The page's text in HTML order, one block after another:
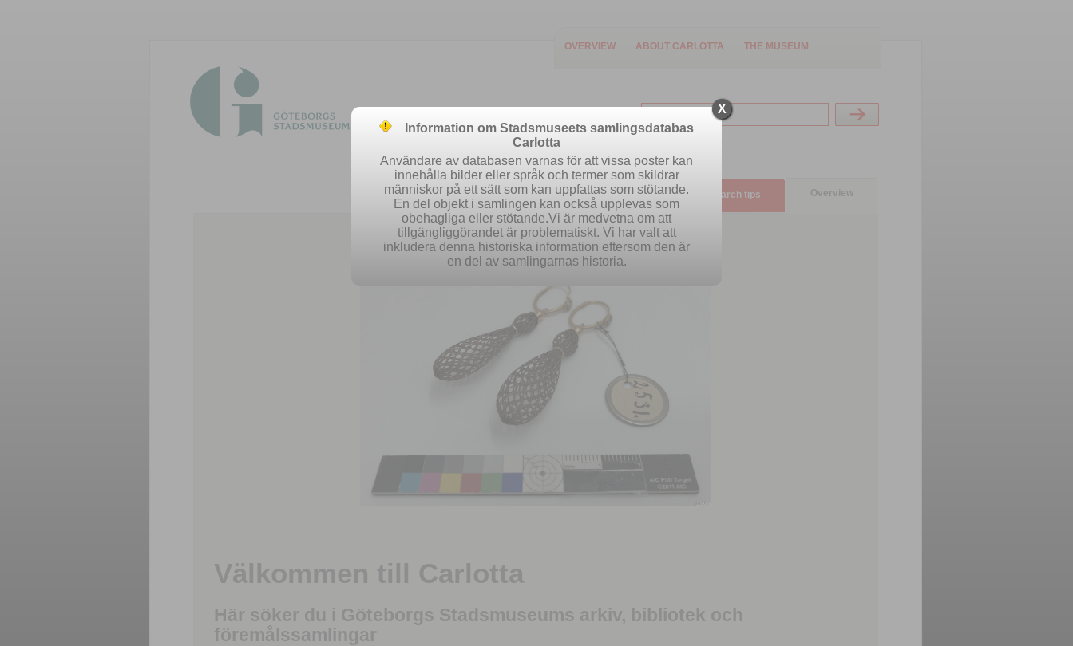
OVERVIEW ABOUT CARLOTTA THE MUSEUM
Easy search Advanced search Search tips Overview
Välkommen till Carlotta
Här söker du i Göteborgs Stadsmuseums arkiv, bibliotek och
föremålssamlingar
X
Information om Stadsmuseets samlingsdatabas
Carlotta
Användare av databasen varnas för att vissa poster kan
innehålla bilder eller språk och termer som skildrar
människor på ett sätt som kan uppfattas som stötande.
En del objekt i samlingen kan också upplevas som
obehagliga eller stötande.Vi är medvetna om att
tillgängliggörandet är problematiskt. Vi har valt att
inkludera denna historiska information eftersom den är
en del av samlingarnas historia.